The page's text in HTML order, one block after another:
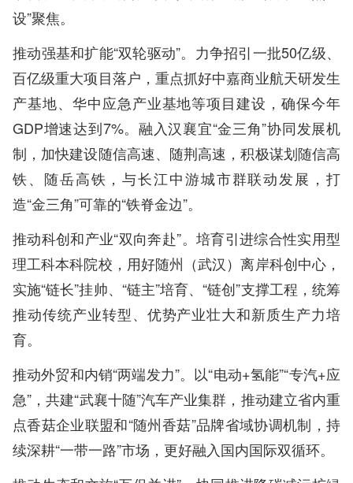
设”聚焦。
推动强基和扩能“双轮驱动”。力争招引一批50亿级、
百亿级重大项目落户，重点抓好中嘉商业航天研发生
产基地、华中应急产业基地等项目建设，确保今年
GDP增速达到7%。融入汉襄宜“金三角”协同发展机
制，加快建设随信高速、随荆高速，积极谋划随信高
铁、随岳高铁，与长江中游城市群联动发展，打
造“金三角”可靠的“铁脊金边”。
推动科创和产业“双向奔赴”。培育引进综合性实用型
理工科本科院校，用好随州（武汉）离岸科创中心，
实施“链长”挂帅、“链主”培育、“链创”支撑工程，统筹
推动传统产业转型、优势产业壮大和新质生产力培
育。
推动外贸和内销“两端发力”。以“电动+氢能”“专汽+应
急”，共建“武襄十随”汽车产业集群，推动建立省内重
点香菇企业联盟和“随州香菇”品牌省域协调机制，持
续深耕“一带一路”市场，更好融入国内国际双循环。